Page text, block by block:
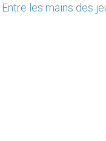
Entre les mains des